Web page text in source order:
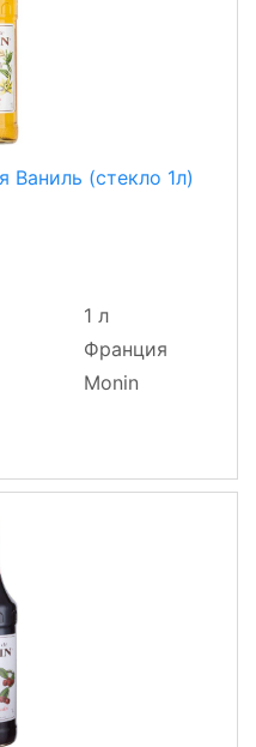
Ваниль (стекло 1л)
1 л
Франция
Monin